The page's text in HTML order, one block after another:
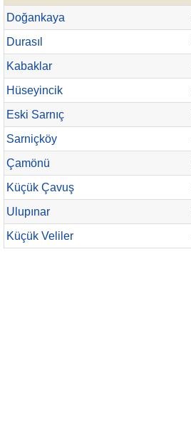
Doğankaya
Durasıl
Kabaklar
Hüseyincik
Eski Sarnıç
Sarniçköy
Çamönü
Küçük Çavuş
Ulupınar
Küçük Veliler